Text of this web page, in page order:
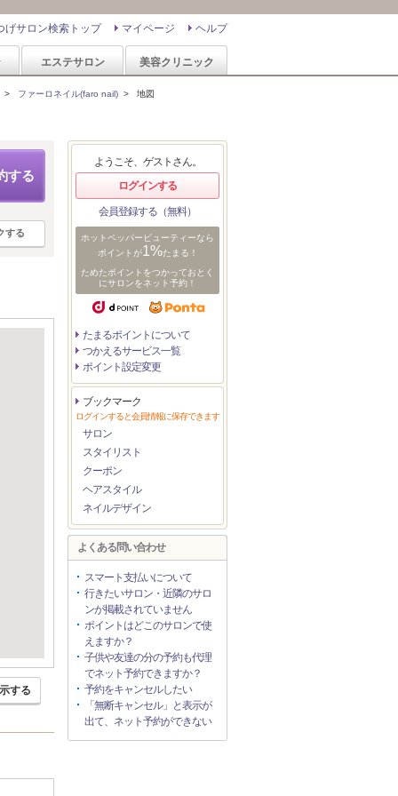
ヘルプ
マイページ
げサロン検索トップ
エステサロン 美容クリニック
> ファーロネイル(faro nail) > 地図
する
する
する
ようこそ、ゲストさん。
ログインする
会員登録する（無料）
ホットペッパービューティーなら
ポイントが1%たまる！
ためたポイントをつかっておとく
にサロンをネット予約！
たまるポイントについて
つかえるサービス一覧
ポイント設定変更
ブックマーク
ログインすると会員情報に保存できます
サロン
スタイリスト
クーポン
ヘアスタイル
ネイルデザイン
よくある問い合わせ
スマート支払いについて
行きたいサロン・近隣のサロ
ンが掲載されていません
ポイントはどこのサロンで使
えますか？
子供や友達の分の予約も代理
でネット予約できますか？
予約をキャンセルしたい
「無断キャンセル」と表示が
出て、ネット予約ができない